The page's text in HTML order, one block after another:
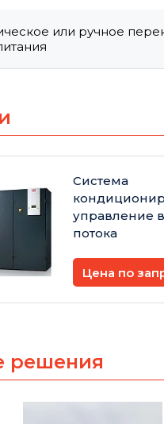
или ручное
Система
управление
потока
Цена по
решения